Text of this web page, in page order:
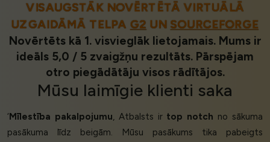
VISAUGSTĀK NOVĒRTĒTĀ VIRTUĀLĀ
UZGAIDĀMĀ TELPA G2 UN SOURCEFORGE
Novērtēts kā 1. visvieglāk lietojamais. Mums ir
ideāls 5,0 / 5 zvaigžņu rezultāts. Pārspējam
otro piegādātāju visos rādītājos.
Mūsu laimīgie klienti saka
‘ Mīlestība pakalpojumu, Atbalsts ir top notch no sākuma
pasākuma līdz beigām. Mūsu pasākums tika pabeigts